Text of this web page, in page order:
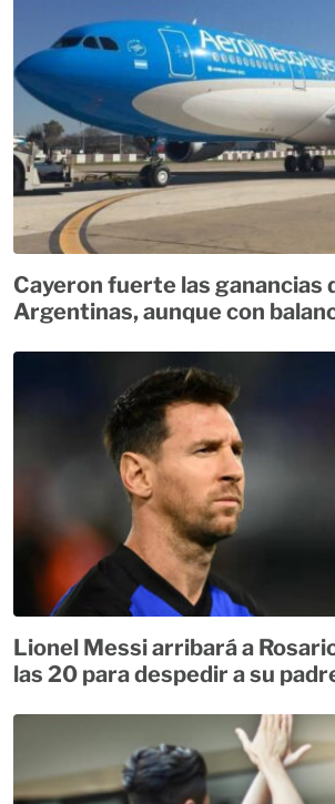
Cayeron fuerte las ganancias
Argentinas, aunque con
Lionel Messi arribará a
las 20 para despedir a su